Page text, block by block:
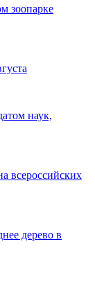
зоопарке
наук,
всероссийских
дерево в